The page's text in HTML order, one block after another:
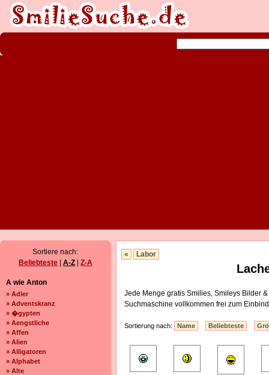
Sortiere nach:
Beliebteste
A-Z Z-A
A wie Anton
» Adler
» Adventskranz
» �gypten
» Aengstliche
» Affen
» Alien
» Alligatoren
» Alphabet
» Alte
« Labor
Jede Menge gratis Smilies, Smileys Bilder
Suchmaschine vollkommen frei zum
Sortierung nach: Name Beliebteste